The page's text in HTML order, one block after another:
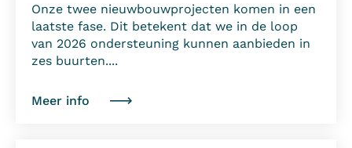
Onze twee nieuwbouwprojecten komen in een
laatste fase. Dit betekent dat we in de loop
van 2026 ondersteuning kunnen aanbieden in
zes buurten....
Meer info